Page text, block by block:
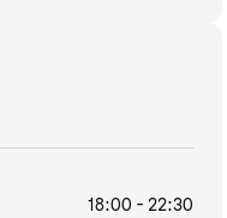
18:00 - 22:30